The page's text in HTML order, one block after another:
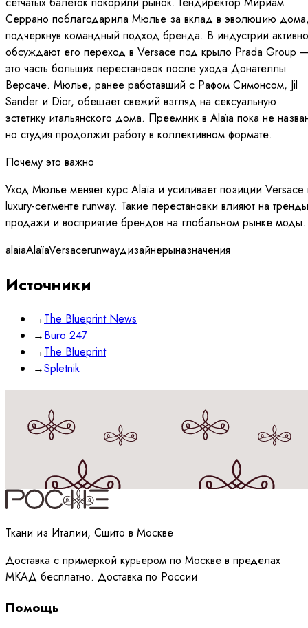
Серрано поблагодарила Мюлье за вклад в эволюцию
подчеркнув командный подход бренда. В индустрии активно
обсуждают его переход в Versace под крыло Prada Group
это часть больших перестановок после ухода Донателлы
Версаче. Мюлье, ранее работавший с Рафом Симонсом, Jil
Sander и Dior, обещает свежий взгляд на сексуальную
эстетику итальянского дома. Преемник в Alaïa пока не
но студия продолжит работу в коллективном формате.
Почему это важно
Уход Мюлье меняет курс Alaïa и усиливает позиции Versace
luxury-сегменте runway. Такие перестановки влияют на
продажи и восприятие брендов на глобальном рынке моды.
alaiaAlaïaVersacerunwayдизайнерыназначения
Источники
→The Blueprint News
→Buro 247
→The Blueprint
→Spletnik
Принимаюполитикуобработки данных
Ткани из Италии, Сшито в Москве
Доставка с примеркой курьером по Москве в пределах
МКАД бесплатно. Доставка по России
Помощь